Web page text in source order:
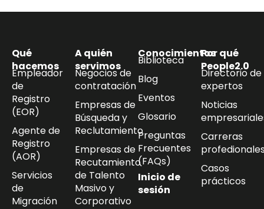
Qué
hacemos
Empleador
de
Registro
(EOR)
Agente de
Registro
(AOR)
Servicios
de
Migración
A quién
servimos
Negocios de
contratación
Empresas de
Búsqueda y
Reclutamiento
Empresas de
Recutamiento
de Talento
Masivo y
Corporativo
Conocimientos
Biblioteca
Blog
Eventos
Glosario
Preguntas
Frecuentes
(FAQs)
Inicio de
sesión
Por qué
People2.0
Directorio de
expertos
Noticias
Carreras
Casos
prácticos